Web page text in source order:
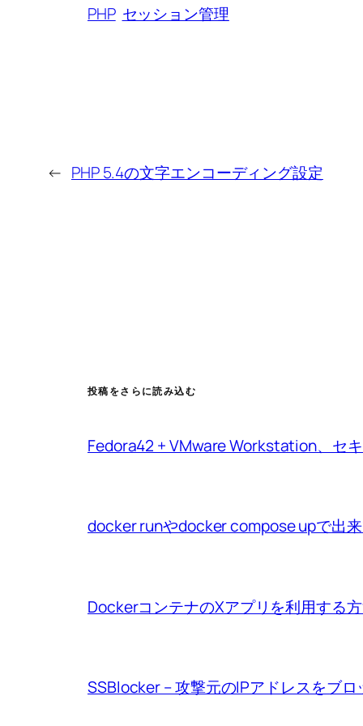
PHP セッション管理
← PHP 5.4の文字エンコーディング設定
投稿をさらに読み込む
Fedora42 + VMware Workstation、セ
docker runやdocker compose upで出
DockerコンテナのXアプリを利用する
SSBlocker – 攻撃元のIPアドレスをブロ